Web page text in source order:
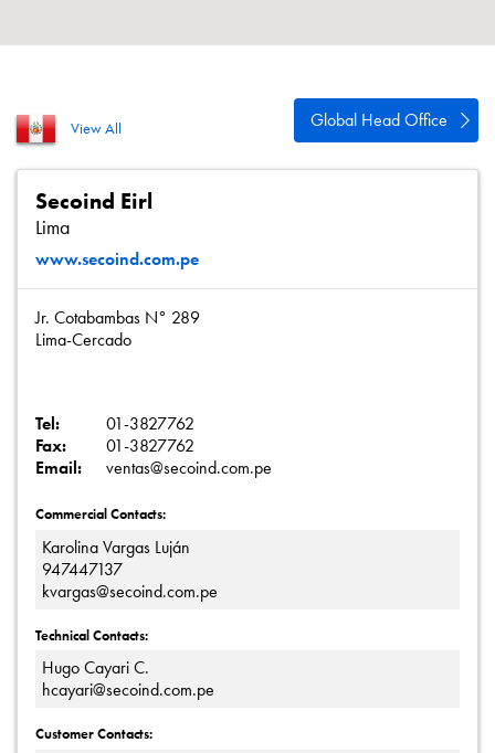
View All Global Head Office
Secoind Eirl
Lima
www.secoind.com.pe
Jr. Cotabambas N° 289
Lima-Cercado
Tel:
01-3827762
Fax:
01-3827762
Email:
ventas@secoind.com.pe
Commercial Contacts:
Karolina Vargas Luján
947447137
kvargas@secoind.com.pe
Technical Contacts:
Hugo Cayari C.
hcayari@secoind.com.pe
Customer Contacts:
iSource Rejestracja